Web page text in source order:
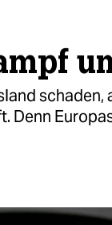
schaden,
Denn